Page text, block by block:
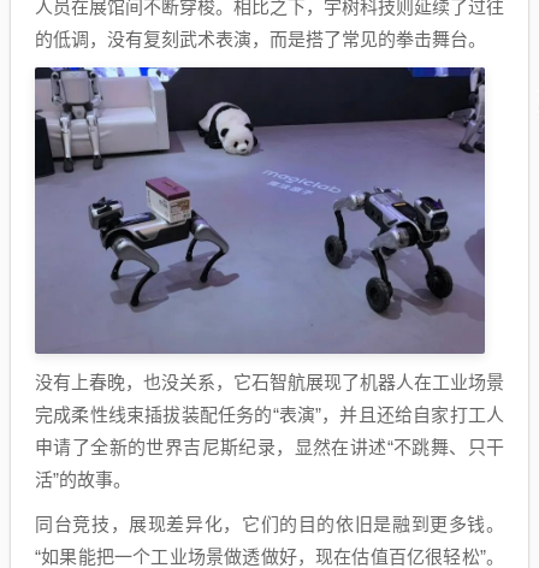
人员在展馆间不断穿梭。相比之下，宇树科技则延续了过往
的低调，没有复刻武术表演，而是搭了常见的拳击舞台。
没有上春晚，也没关系，它石智航展现了机器人在工业场景
完成柔性线束插拔装配任务的“表演”，并且还给自家打工人
申请了全新的世界吉尼斯纪录，显然在讲述“不跳舞、只干
活”的故事。
同台竞技，展现差异化，它们的目的依旧是融到更多钱。
“如果能把一个工业场景做透做好，现在估值百亿很轻松”。